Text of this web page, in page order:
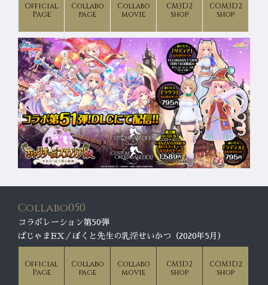
Official
Page
Collabo
page
Collabo
movie
CM3D2
shop
COM3D2
shop
Collabo050
コラボレーション第50弾
ぱじゃまEX／ぼくと先生の乳淫せいかつ（2020年5月）
Official
Page
Collabo
page
Collabo
movie
CM3D2
shop
COM3D2
shop